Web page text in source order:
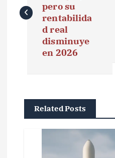
e
ó
pero su
rentabilida
d real
disminuye
en 2026
Related Posts